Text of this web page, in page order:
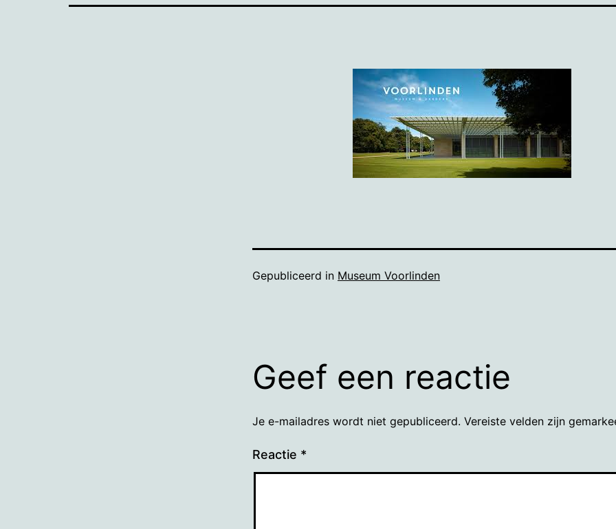
Gepubliceerd in Museum Voorlinden
Geef een reactie
Je e-mailadres wordt niet gepubliceerd. Vereiste velden zijn
Reactie *